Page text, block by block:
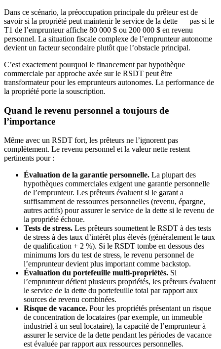
Dans ce scénario, la préoccupation principale du prêteur est de
savoir si la propriété peut maintenir le service de la dette — pas si le
T1 de l’emprunteur affiche 80 000 $ ou 200 000 $ en revenu
personnel. La situation fiscale complexe de l’emprunteur autonome
devient un facteur secondaire plutôt que l’obstacle principal.
C’est exactement pourquoi le financement par hypothèque
commerciale par approche axée sur le RSDT peut être
transformateur pour les emprunteurs autonomes. La performance de
la propriété porte la souscription.
Quand le revenu personnel a toujours de
l’importance
Même avec un RSDT fort, les prêteurs ne l’ignorent pas
complètement. Le revenu personnel et la valeur nette restent
pertinents pour :
Évaluation de la garantie personnelle. La plupart des
hypothèques commerciales exigent une garantie personnelle
de l’emprunteur. Les prêteurs évaluent si le garant a
suffisamment de ressources personnelles (revenu, épargne,
autres actifs) pour assurer le service de la dette si le revenu de
la propriété échoue.
Tests de stress. Les prêteurs soumettent le RSDT à des tests
de stress à des taux d’intérêt plus élevés (généralement le taux
de qualification + 2 %). Si le RSDT tombe en dessous des
minimums lors du test de stress, le revenu personnel de
l’emprunteur devient plus important comme backstop.
Évaluation du portefeuille multi-propriétés. Si
l’emprunteur détient plusieurs propriétés, les prêteurs évaluent
le service de la dette du portefeuille total par rapport aux
sources de revenu combinées.
Risque de vacance. Pour les propriétés présentant un risque
de concentration de locataires (par exemple, un immeuble
industriel à un seul locataire), la capacité de l’emprunteur à
assurer le service de la dette pendant les périodes de vacance
est évaluée par rapport aux ressources personnelles.